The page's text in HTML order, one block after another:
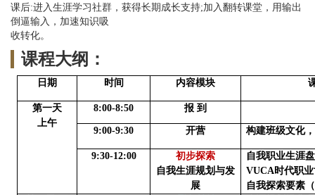
课后:进入生涯学习社群，获得长期成长支持;加入翻转课堂，用输出
倒逼输入，加速知识吸
收转化。
课程大纲：
日期 时间 内容模块
第一天
上午
8:00-8:50 报 到
9:00-9:30 开营 构建班级文化
9:30-12:00
初步探索
自我生涯规划与发
展
自我职业生涯
VUCA时代职业
自我探索要素